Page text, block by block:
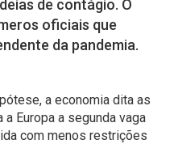
de contágio. O
oficiais que
da pandemia.
a economia dita as
Europa a segunda vaga
com menos restrições